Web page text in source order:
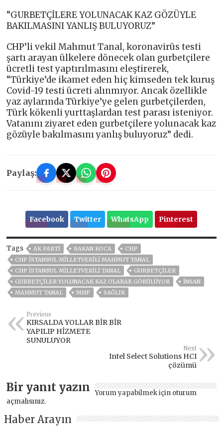
“GURBETÇİLERE YOLUNACAK KAZ GÖZÜYLE
BAKILMASINI YANLIŞ BULUYORUZ”
CHP’li vekil Mahmut Tanal, koronavirüs testi
şartı arayan ülkelere dönecek olan gurbetçilere
ücretli test yaptırılmasını eleştirerek,
“Türkiye’de ikamet eden hiç kimseden tek kuruş
Covid-19 testi ücreti alınmıyor. Ancak özellikle
yaz aylarında Türkiye’ye gelen gurbetçilerden,
Türk kökenli yurttaşlardan test parası isteniyor.
Vatanını ziyaret eden gurbetçilere yolunacak kaz
gözüyle bakılmasını yanlış buluyoruz” dedi.
Paylaş:
Facebook Twitter WhatsApp Pinterest
Tags AK PARTİ BAKAN KOCA
CHP
CHP İSTANBUL MILLETVEKILI MAHMUT TANAL
CHP İSTANBUL MILLETVEKILI TANAL
GURBETÇİLER
GURBETÇILER YOLUNACAK KAZ OLARAK GÖRÜLÜYOR
İNSAN
MAHMUT TANAL
MHP SAĞLIK
Previous
KIRSALDA YOLLAR BİR BİR
YAPILIP HİZMETE
SUNULUYOR
Next
Intel Select Solutions HCI
çözümü
Bir yanıt yazın Yorum yapabilmek için oturum
açmalısınız.
Haber Arayın